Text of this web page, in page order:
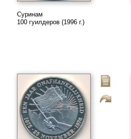
Суринам
100 гуилдеров (1996 г.)